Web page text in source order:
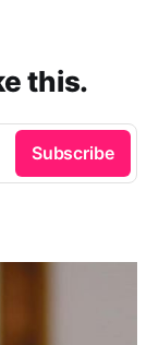
this.
Subscribe